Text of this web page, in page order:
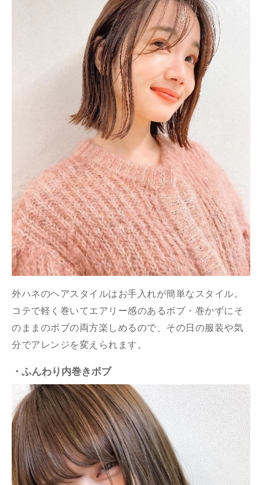
外ハネのヘアスタイルはお手入れが簡単なスタイル。
コテで軽く巻いてエアリー感のあるボブ・巻かずにそ
のままのボブの両方楽しめるので、その日の服装や気
分でアレンジを変えられます。
・ふんわり内巻きボブ